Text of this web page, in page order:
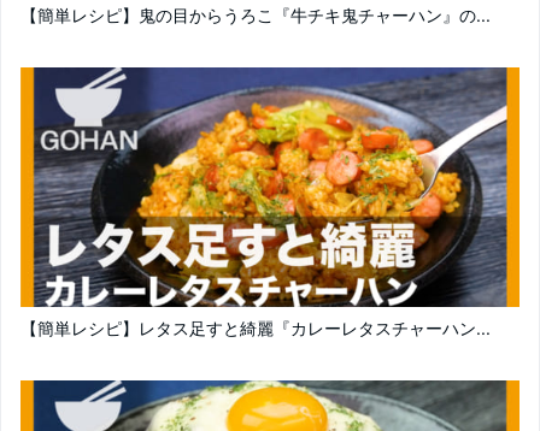
【簡単レシピ】鬼の目からうろこ『牛チキ鬼チャーハン』の...
【簡単レシピ】レタス足すと綺麗『カレーレタスチャーハン...